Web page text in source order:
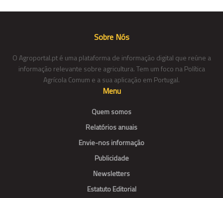
Sobre Nós
O Agroportal.pt é uma plataforma de informação digital que reúne a
informação relevante sobre agricultura. Tem um foco na Política
Agrícola Comum e a sua aplicação em Portugal.
Menu
Quem somos
Relatórios anuais
Envie-nos informação
Publicidade
Newsletters
Estatuto Editorial